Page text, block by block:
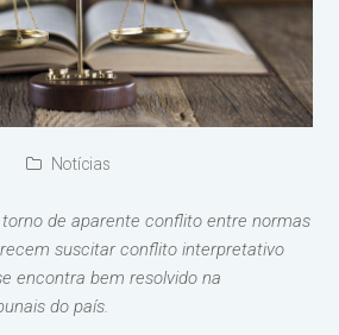
Notícias
de aparente conflito entre normas
suscitar conflito interpretativo
encontra bem resolvido na
do país.